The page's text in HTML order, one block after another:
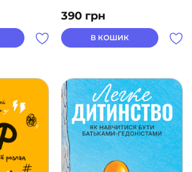
390 грн
В КОШИК